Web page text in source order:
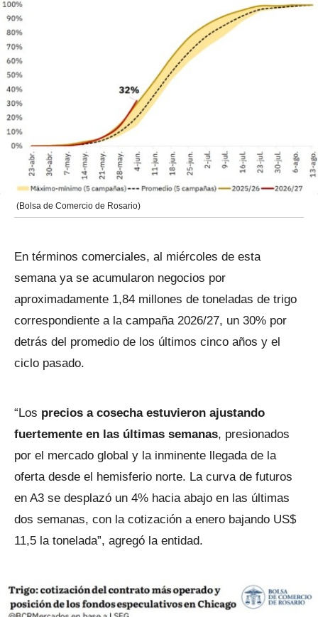
(Bolsa de Comercio de Rosario)
En términos comerciales, al miércoles de esta
semana ya se acumularon negocios por
aproximadamente 1,84 millones de toneladas de trigo
correspondiente a la campaña 2026/27, un 30% por
detrás del promedio de los últimos cinco años y el
ciclo pasado.
“Los precios a cosecha estuvieron ajustando
fuertemente en las últimas semanas, presionados
por el mercado global y la inminente llegada de la
oferta desde el hemisferio norte. La curva de futuros
en A3 se desplazó un 4% hacia abajo en las últimas
dos semanas, con la cotización a enero bajando US$
11,5 la tonelada”, agregó la entidad.